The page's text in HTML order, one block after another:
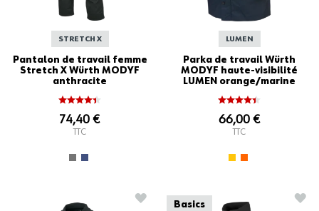
STRETCH X
Pantalon de travail femme
Stretch X Würth MODYF
anthracite
74,40 €
TTC
LUMEN
Parka de travail Würth
MODYF haute-visibilité
LUMEN orange/marine
66,00 €
TTC
AJOUTER À LA LISTE D'ACHATS
Basics